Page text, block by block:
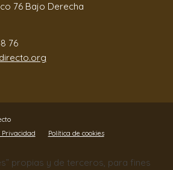
76 Bajo Derecha
76
Privacidad
Política de cookies
propias y de terceros, para fines